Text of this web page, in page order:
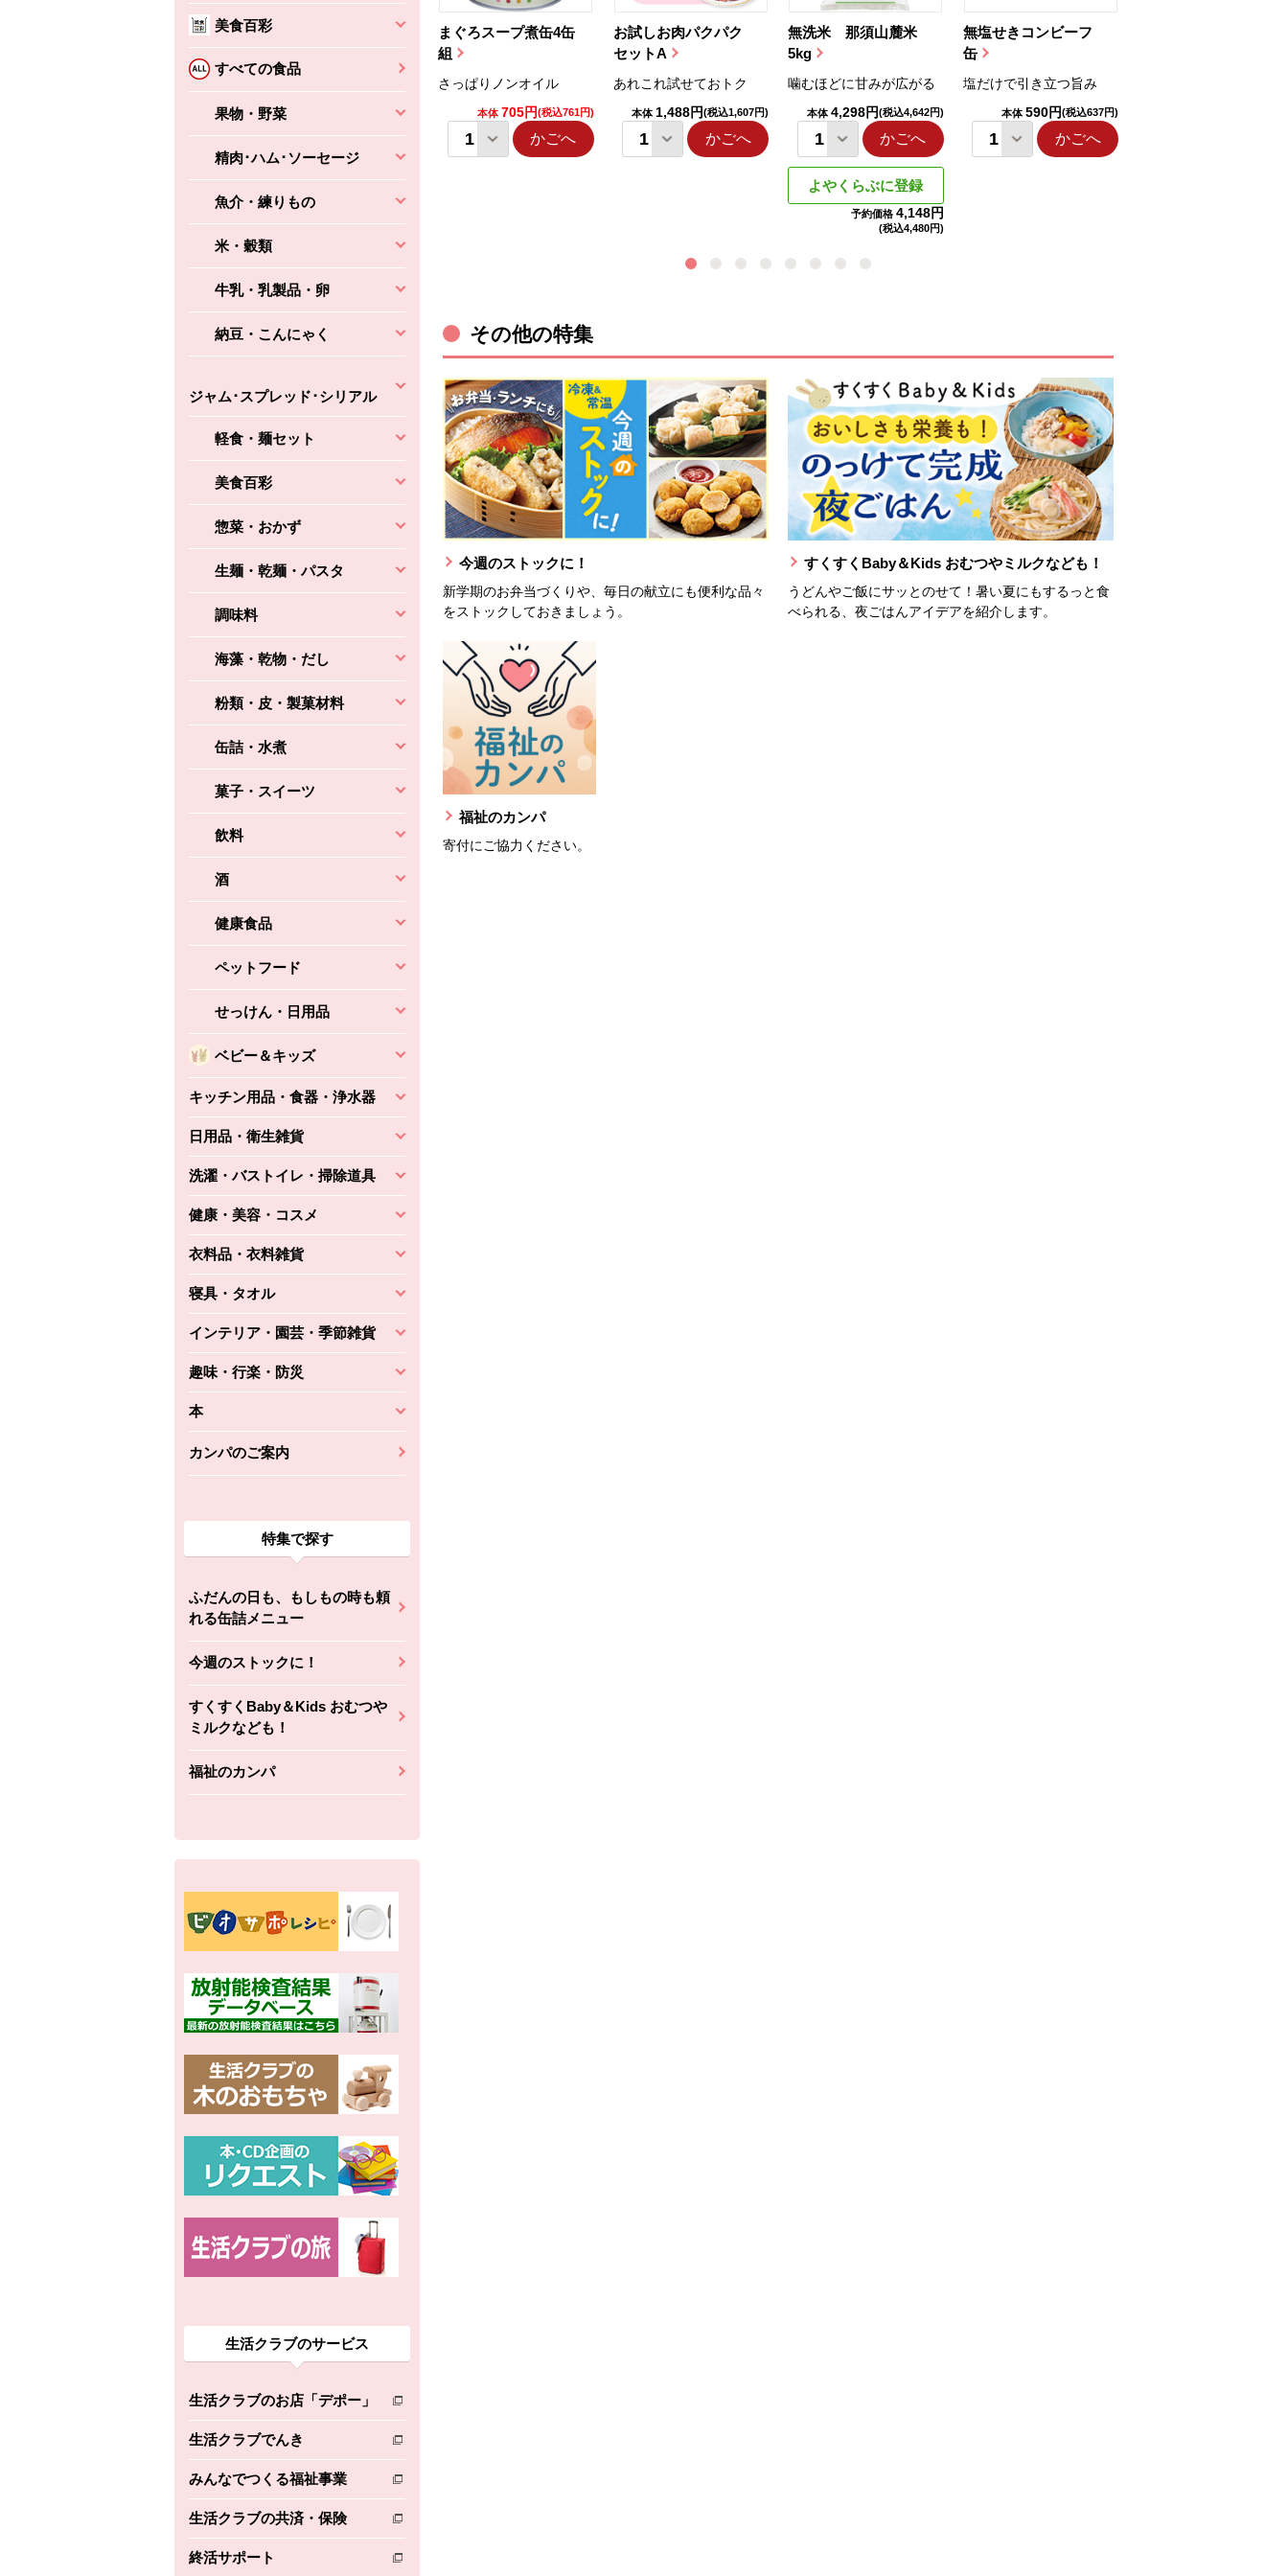
美食百彩
すべての食品
果物・野菜
精肉･ハム･ソーセージ
魚介・練りもの
米・穀類
牛乳・乳製品・卵
納豆・こんにゃく
ジャム･スプレッド･シリアル
軽食・麺セット
美食百彩
惣菜・おかず
生麺・乾麺・パスタ
調味料
海藻・乾物・だし
粉類・皮・製菓材料
缶詰・水煮
菓子・スイーツ
飲料
酒
健康食品
ペットフード
せっけん・日用品
ベビー＆キッズ
キッチン用品・食器・浄水器
日用品・衛生雑貨
洗濯・バストイレ・掃除道具
健康・美容・コスメ
衣料品・衣料雑貨
寝具・タオル
インテリア・園芸・季節雑貨
趣味・行楽・防災
本
カンパのご案内
特集で探す
ふだんの日も、もしもの時も頼
れる缶詰メニュー
今週のストックに！
すくすくBaby＆Kids おむつや
ミルクなども！
福祉のカンパ
生活クラブのサービス
生活クラブのお店「デポー」
別のウィンドウで開きます。
生活クラブでんき
別のウィンドウで開きます。
みんなでつくる福祉事業
別のウィンドウで開きます。
生活クラブの共済・保険
別のウィンドウで開きます。
終活サポート
別のウィンドウで開きます。
まぐろスープ煮缶4缶
組
さっぱりノンオイル
本体 705円(税込761円)
かごへ
お試しお肉パクパク
セットA
あれこれ試せておトク
本体 1,488円(税込1,607円)
かごへ
無洗米 那須山麓米
5kg
噛むほどに甘みが広がる
本体 4,298円(税込4,642円)
かごへ
よやくらぶに登録
予約価格 4,148円
(税込4,480円)
無塩せきコンビーフ
缶
塩だけで引き立つ旨み
本体 590円(税込637円)
かごへ
ちょこっと揚げ（香
えびの風味がぶわっ！
(税込356円)
かごへ
バルサミコ
コク深くフルーティー
本体2,160円(税込2,333円)
かごへ
その他の特集
今週のストックに！
新学期のお弁当づくりや、毎日の献立にも便利な品々
をストックしておきましょう。
すくすくBaby＆Kids おむつやミルクなども！
うどんやご飯にサッとのせて！暑い夏にもするっと食
べられる、夜ごはんアイデアを紹介します。
福祉のカンパ
寄付にご協力ください。